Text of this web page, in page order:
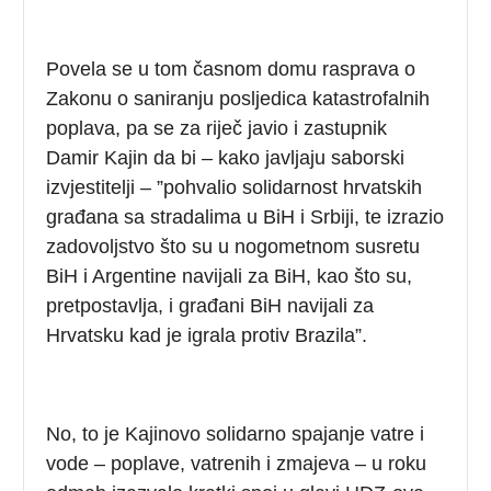
Povela se u tom časnom domu rasprava o
Zakonu o saniranju posljedica katastrofalnih
poplava, pa se za riječ javio i zastupnik
Damir Kajin da bi – kako javljaju saborski
izvjestitelji – ”pohvalio solidarnost hrvatskih
građana sa stradalima u BiH i Srbiji, te izrazio
zadovoljstvo što su u nogometnom susretu
BiH i Argentine navijali za BiH, kao što su,
pretpostavlja, i građani BiH navijali za
Hrvatsku kad je igrala protiv Brazila”.
No, to je Kajinovo solidarno spajanje vatre i
vode – poplave, vatrenih i zmajeva – u roku